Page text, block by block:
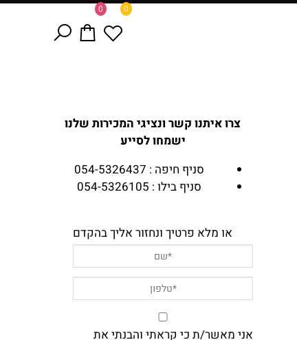
0 0
צרו איתנו קשר ונציגי המכירות שלנו
ישמחו לסייע
סניף חיפה : 054-5326437
סניף בילו : 054-5326105
או מלא פרטיך ונחזור אליך בהקדם
אני מאשר/ת כי קראתי והבנתי את